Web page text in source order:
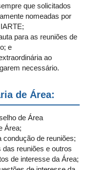
que solicitados
nomeadas por
para as reuniões de
e
ao
necessário.
de Área:
de Área
Área;
condução de reuniões;
das reuniões e outros
de interesse da Área;